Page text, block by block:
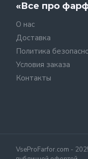
«Все про
О нас
Доставка
Политика
Условия заказа
Контакты
VseProFarfor.com -